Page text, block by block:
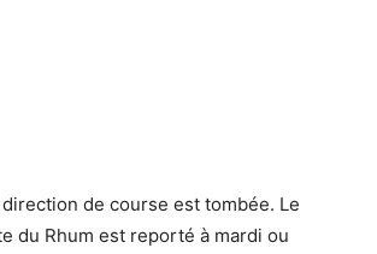
de course est tombée. Le
du Rhum est reporté à mardi ou